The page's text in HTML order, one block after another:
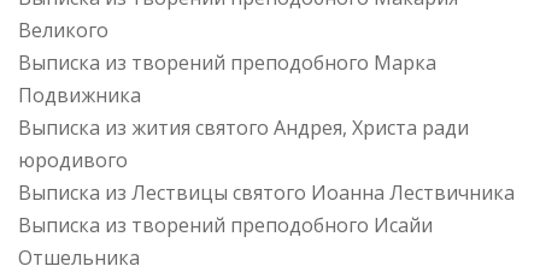
Великого
Выписка из творений преподобного Марка
Подвижника
Выписка из жития святого Андрея, Христа ради
юродивого
Выписка из Лествицы святого Иоанна Лествичника
Выписка из творений преподобного Исайи
Отшельника